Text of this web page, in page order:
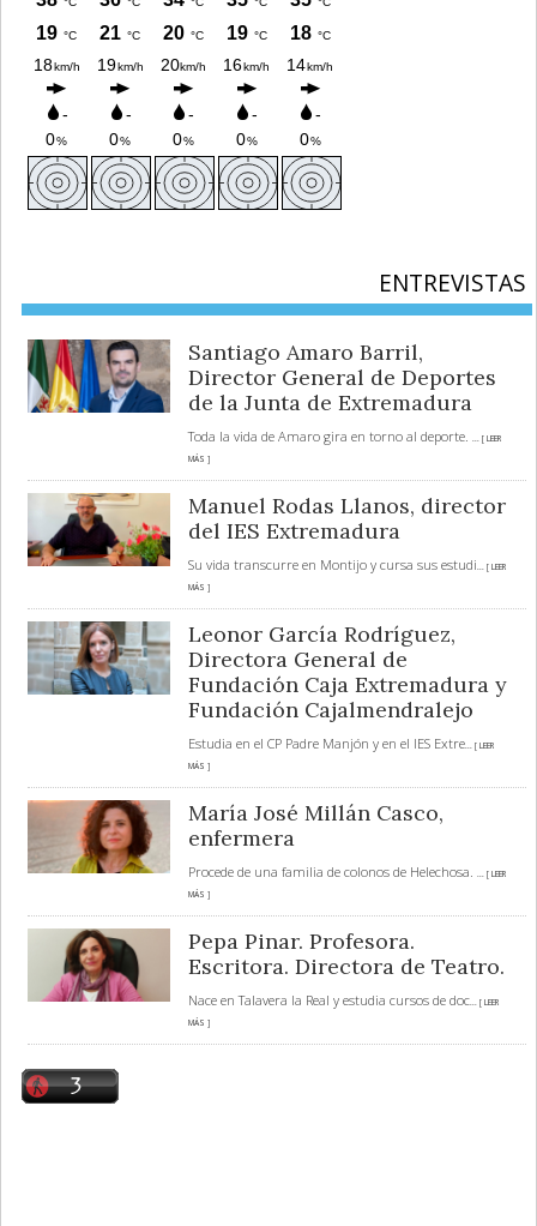
ENTREVISTAS
Santiago Amaro Barril,
Director General de Deportes
de la Junta de Extremadura
Toda la vida de Amaro gira en torno al deporte.
... [ LEER
MÁS ]
Manuel Rodas Llanos, director
del IES Extremadura
Su vida transcurre en Montijo y cursa sus estudi... [ LEER
MÁS ]
Leonor García Rodríguez,
Directora General de
Fundación Caja Extremadura y
Fundación Cajalmendralejo
Estudia en el CP Padre Manjón y en el IES Extre... [ LEER
MÁS ]
María José Millán Casco,
enfermera
Procede de una familia de colonos de Helechosa.
... [ LEER
MÁS ]
Pepa Pinar. Profesora.
Escritora. Directora de Teatro.
Nace en Talavera la Real y estudia cursos de doc... [ LEER
MÁS ]